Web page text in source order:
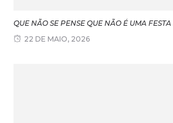
QUE NÃO SE PENSE QUE NÃO É UMA
22 DE MAIO, 2026